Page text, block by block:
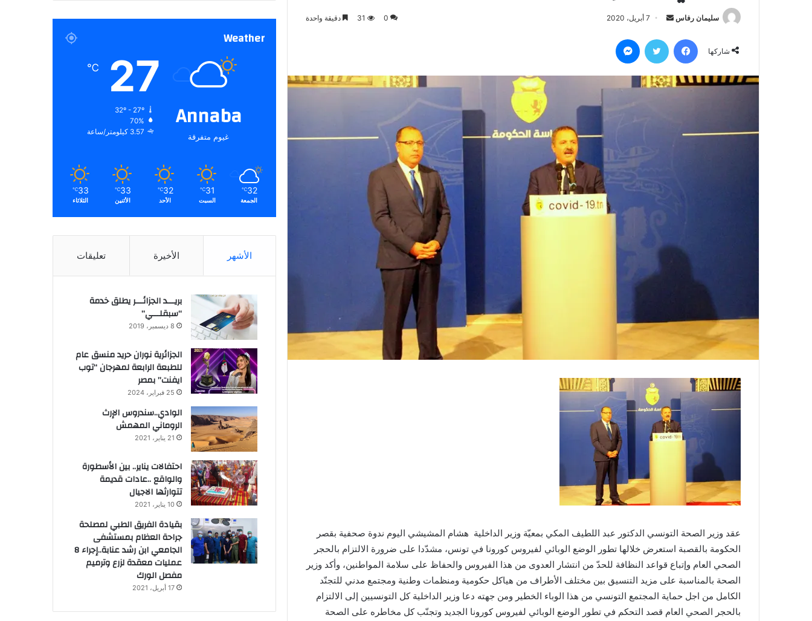
سليمان رفاس
س
ل
ب
ر
ي
7 أبريل، 2020 0
31 دقيقة واحدة
شاركها
عقد وزير الصحة التونسي الدكتور عبد اللطيف المكي بمعيّة وزير الداخلية هشام المشيشي اليوم ندوة صحفية بقصر
الحكومة بالقصبة استعرض خلالها تطور الوضع الوبائي لفيروس كورونا في تونس، مشدّدا على ضرورة الالتزام بالحجر
الصحي العام وإتباع قواعد النظافة للحدّ من انتشار العدوى من هذا الفيروس والحفاظ على سلامة المواطنين، وأكد وزير
الصحة بالمناسبة على مزيد التنسيق بين مختلف الأطراف من هياكل حكومية ومنظمات وطنية ومجتمع مدني للتجنّد
الكامل من اجل حماية المجتمع التونسي من هذا الوباء الخطير ومن جهته دعا وزير الداخلية كل التونسيين إلى الالتزام
بالحجر الصحي العام قصد التحكم في تطور الوضع الوبائي لفيروس كورونا الجديد وتجنّب كل مخاطره على الصحة
Weather
Annaba
غيوم متفرقة
27
℃
32º - 27º
70%
3.57 كيلومتر/ساعة
32
℃
الجمعة
31
℃
السبت
32
℃
الأحد
33
℃
الأثنين
33
℃
الثلاثاء
الأشهر الأخيرة تعليقات
بريـــد الجزائـــر يطلق خدمة
“سبقلـــي”
8 ديسمبر، 2019
الجزائرية نوران حريد منسق عام
للطبعة الرابعة لمهرجان “توب
ايفنت” بمصر
25 فبراير، 2024
الوادي..سندروس الإرث
الروماني المهمش
21 يناير، 2021
احتفالات يناير.. بين الأسطورة
والواقع ..عادات قديمة
تتوارثها الاجيال
10 يناير، 2021
بقيادة الفريق الطبي لمصلحة
جراحة العظام بمستشفى
الجامعي ابن رشد عنابة..إجراء 8
عمليات معقدة لزرع وترميم
مفصل الورك
17 أبريل، 2021